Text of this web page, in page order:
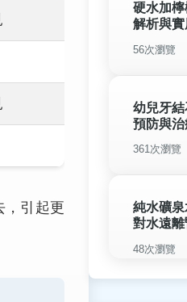
，引起更
硬水加
解析與
56次瀏覽
幼兒牙
預防與
361次瀏覽
純水礦
對水遠
48次瀏覽